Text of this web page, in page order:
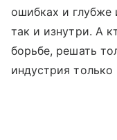
ошибках и глубже
так и изнутри. А
борьбе, решать
индустрия